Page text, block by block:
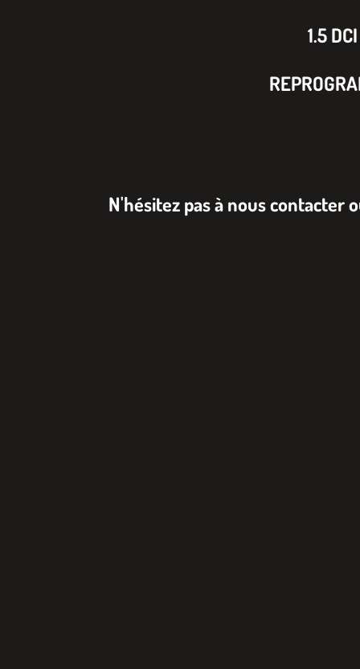
1.5
N'hésitez pas à nous contacter